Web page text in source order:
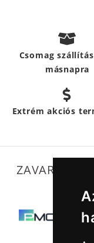
Csomag
másnapra
Extrém akciós